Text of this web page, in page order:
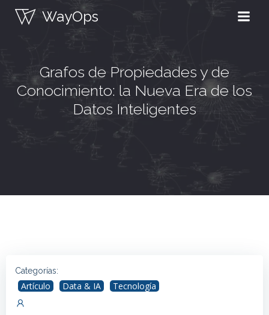
WayOps
Grafos de Propiedades y de
Conocimiento: la Nueva Era de los
Datos Inteligentes
Categorías:
Artículo Data & IA Tecnología